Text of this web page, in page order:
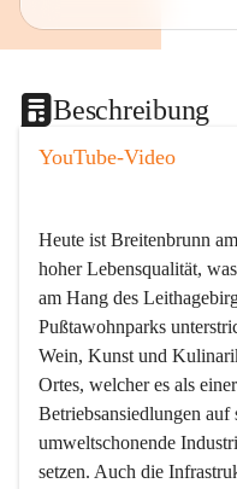
Beschreibung
YouTube-Video
Heute ist Breitenbrunn
hoher Lebensqualität,
am Hang des
Pußtawohnparks
Wein, Kunst und
Ortes, welcher es als
Betriebsansiedlungen
umweltschonende
setzen. Auch die